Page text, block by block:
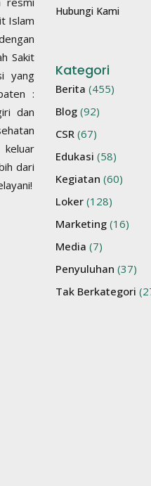
Islam
Sakit
yang
:
dan
dari
Hubungi Kami
Kategori
Berita (455)
Blog(92)
CSR(67)
Edukasi (58)
Kegiatan (60)
Loker(128)
Marketing(16)
Media (7)
Penyuluhan (37)
Tak Berkategori